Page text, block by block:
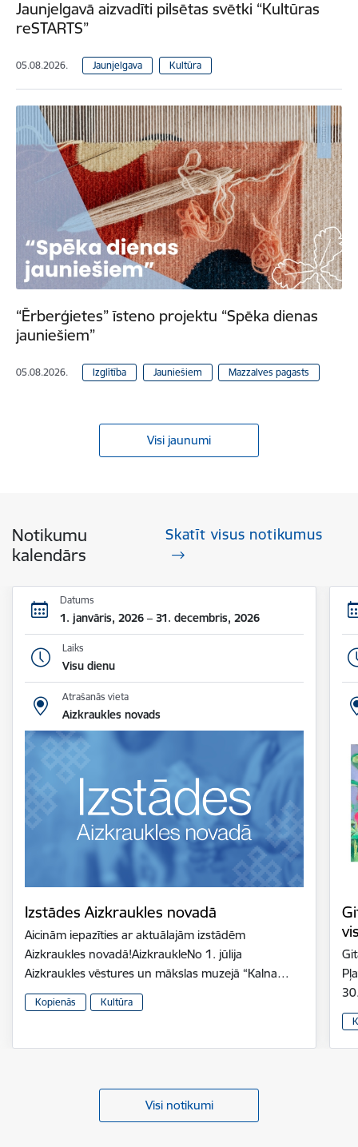
Jaunjelgavā aizvadīti pilsētas svētki “Kultūras
reSTARTS”
05.08.2026. Jaunjelgava Kultūra
“Ērberģietes” īsteno projektu “Spēka dienas
jauniešiem”
05.08.2026. Izglītība Jauniešiem Mazzalves pagasts
Visi jaunumi
Notikumu
kalendārs
Skatīt visus notikumus
Datums
1. janvāris, 2026 – 31. decembris, 2026
Laiks
Visu dienu
Atrašanās vieta
Aizkraukles novads
Izstādes Aizkraukles novadā
Aicinām iepazīties ar aktuālajām izstādēm
Aizkraukles novadā!AizkraukleNo 1. jūlija
Aizkraukles vēstures un mākslas muzejā “Kalna…
Kopienās Kultūra
Visi notikumi